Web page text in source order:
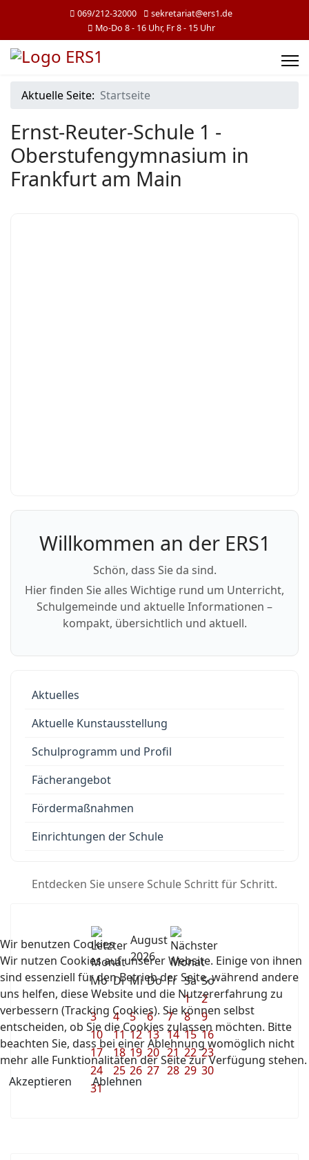
069/212-32000
sekretariat@ers1.de
Mo-Do 8 - 16 Uhr, Fr 8 - 15 Uhr
Aktuelle Seite: Startseite
Ernst-Reuter-Schule 1 -
Oberstufengymnasium in
Frankfurt am Main
Willkommen an der ERS1
Schön, dass Sie da sind.
Hier finden Sie alles Wichtige rund um Unterricht,
Schulgemeinde und aktuelle Informationen –
kompakt, übersichtlich und aktuell.
Aktuelles
Aktuelle Kunstausstellung
Schulprogramm und Profil
Fächerangebot
Fördermaßnahmen
Einrichtungen der Schule
Entdecken Sie unsere Schule Schritt für Schritt.
August
2026
Mo Di Mi Do Fr Sa So
1
2
3
4 5 6 7 8
9
10
11 12 13 14 15 16
17
18 19 20 21 22 23
24
25 26 27 28 29 30
31
Wir benutzen Cookies
Wir nutzen Cookies auf unserer Website. Einige von ihnen
sind essenziell für den Betrieb der Seite, während andere
uns helfen, diese Website und die Nutzererfahrung zu
verbessern (Tracking Cookies). Sie können selbst
entscheiden, ob Sie die Cookies zulassen möchten. Bitte
beachten Sie, dass bei einer Ablehnung womöglich nicht
mehr alle Funktionalitäten der Seite zur Verfügung stehen.
Akzeptieren
Ablehnen